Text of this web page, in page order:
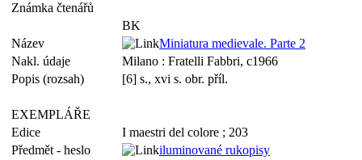
Známka čtenářů
BK
Název
Miniatura medievale. Parte 2
Nakl. údaje
Milano : Fratelli Fabbri, c1966
Popis (rozsah)
[6] s., xvi s. obr. příl.
EXEMPLÁŘE
Edice
I maestri del colore ; 203
Předmět - heslo
iluminované rukopisy